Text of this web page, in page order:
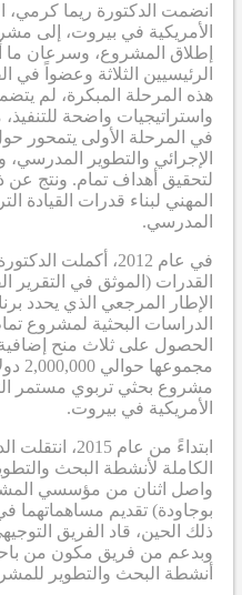
انضمت الدكتورة ريما كرمي،
الأمريكية في بيروت، إلى
إطلاق المشروع، وسرعان ما
الرئيسيين الثلاثة وعضواً في
هذه المرحلة المبكرة، لم
واستراتيجيات واضحة
في المرحلة الأولى يتمحور
الإجرائي والتطوير المدرسي،
لتحقيق أهداف تمام. ونتج عن
المهني لبناء قدرات القيادة
المدرسي.
في عام 2012، أكملت
القدرات (الموثق في التقرير
الإطار المرجعي الذي يحدد
الدراسات البحثية لمشروع
الحصول على ثلاث منح
مشروع بحثي تربوي مستمر
الأمريكية في بيروت.
ابتداءً من عام
الكاملة لأنشطة البحث
واصل اثنان من مؤسسي
بوجاودة) تقديم مساهماتهما
ذلك الحين، قاد الفريق
وبدعم من فريق مكون من
أنشطة البحث والتطوير